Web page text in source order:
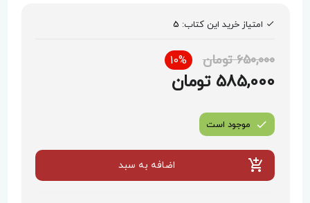
امتیاز خرید این کتاب: 5
650,000 تومان 10%
585,000 تومان
موجود است
اضافه به سبد